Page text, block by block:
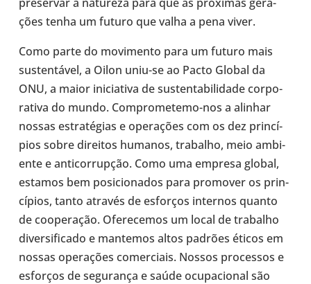
ções tenha um futuro que valha a pena viver.
Como parte do movi­mento para um futuro mais
sus­ten­tá­vel, a Oilon uniu-se ao Pacto Global da
ONU, a maior ini­ci­a­tiva de sus­ten­ta­bi­li­dade cor­po­
ra­tiva do mundo. Comprometemo-​nos a alinhar
nossas estra­té­gias e ope­ra­ções com os dez prin­cí­
pios sobre direi­tos humanos, tra­ba­lho, meio ambi­
ente e anti­cor­rup­ção. Como uma empresa global,
estamos bem posi­ci­o­na­dos para pro­mo­ver os prin­
cí­pios, tanto através de esfor­ços inter­nos quanto
de coo­pe­ra­ção. Ofe­re­ce­mos um local de tra­ba­lho
diver­si­fi­cado e man­te­mos altos padrões éticos em
nossas ope­ra­ções comer­ci­ais. Nossos pro­ces­sos e
esfor­ços de segu­rança e saúde ocu­pa­ci­o­nal são